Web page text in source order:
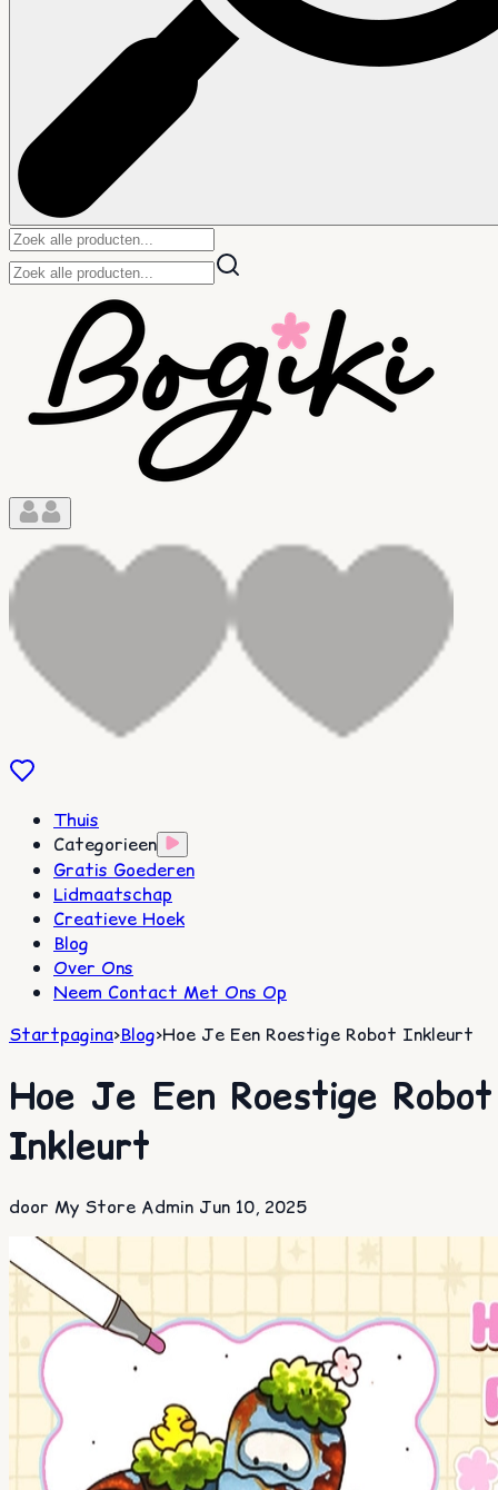
Thuis
Categorieen
Gratis Goederen
Lidmaatschap
Creatieve Hoek
Blog
Over Ons
Neem Contact Met Ons Op
Startpagina>Blog>Hoe Je Een Roestige Robot Inkleurt
Hoe Je Een Roestige Robot
Inkleurt
door My Store Admin Jun 10, 2025